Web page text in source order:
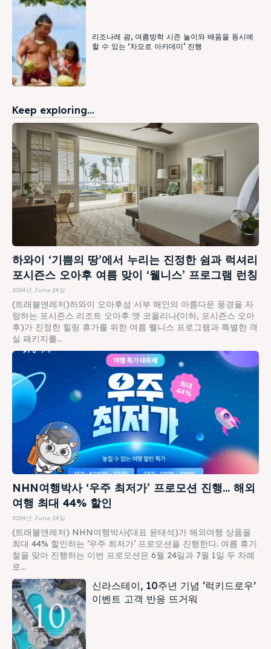
리조나레 괌, 여름방학 시즌 놀이와 배움을 동시에
할 수 있는 ‘차모로 아카데미’ 진행
Keep exploring...
하와이 ‘기쁨의 땅’에서 누리는 진정한 쉼과 럭셔리
포시즌스 오아후 여름 맞이 ‘웰니스’ 프로그램 런칭
2024년 June 24일
(트래블앤레저)하와이 오아후섬 서부 해안의 아름다운 풍경을 자
랑하는 포시즌스 리조트 오아후 앳 코올리나(이하, 포시즌스 오아
후)가 진정한 힐링 휴가를 위한 여름 웰니스 프로그램과 특별한 객
실 패키지를...
NHN여행박사 ‘우주 최저가’ 프로모션 진행… 해외
여행 최대 44% 할인
2024년 June 24일
(트래블앤레저) NHN여행박사(대표 윤태석)가 해외여행 상품을
최대 44% 할인하는 ‘우주 최저가’ 프로모션을 진행한다. 여름 휴가
철을 맞아 진행하는 이번 프로모션은 6월 24일과 7월 1일 두 차례
로...
신라스테이, 10주년 기념 ‘럭키드로우’
이벤트 고객 반응 뜨거워